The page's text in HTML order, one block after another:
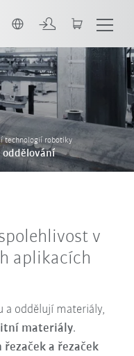
Systempartner
technologií robotiky
oddělování
v
aplikacích
a oddělují materiály,
materiály.
řezaček a řezaček